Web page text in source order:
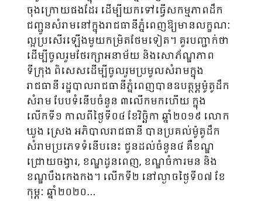
ចុងក្រោយផងដែរ ដើម្បីយកទៅធ្វើសកម្មភាពដឹក
ជញ្ជូនសំរាមនៅក្នុងរាជធានីភ្នំពេញឱ្យមានលក្ខណៈ
ល្អប្រសើរឡើងមួយកម្រិតថែមទៀត។ គួរបញ្ជាក់ថា
ដើម្បីចូលរួមថែរក្សាអនាម័យ និងសោភ័ណ្ឌភាព
ទីក្រុង ពិសេសដើម្បីចូលរួមប្រមូលសំរាមក្នុង
រាជធានី រដ្ឋបាលរាជធានីភ្នំពេញបានឧបត្ថម្ភម៉ូតូដឹក
សំរាម បែបទំនើបចំនួន ៣លើកមកហើយ ក្នុង
លើកទី១ កាលពីថ្ងៃទី០៤ ខែវិច្ឆិកា ឆ្នាំ២០១៩ លោក
ឃួង ស្រេង អភិបាលរាជធានី បានប្រគល់ម៉ូតូដឹក
សំរាមប្រភេទទំនើបនេះ ជូនដល់ចំនួន៤ គឺខណ្ឌ
ជ្រោយចង្វារ, ខណ្ឌដូនពេញ, ខណ្ឌចំការមន និង
ខណ្ឌបឹងកេងកង។ លើកទី២ នៅល្ងាចថ្ងៃទី០៧ ខែ
កុម្ភៈ ឆ្នាំ២០២០…